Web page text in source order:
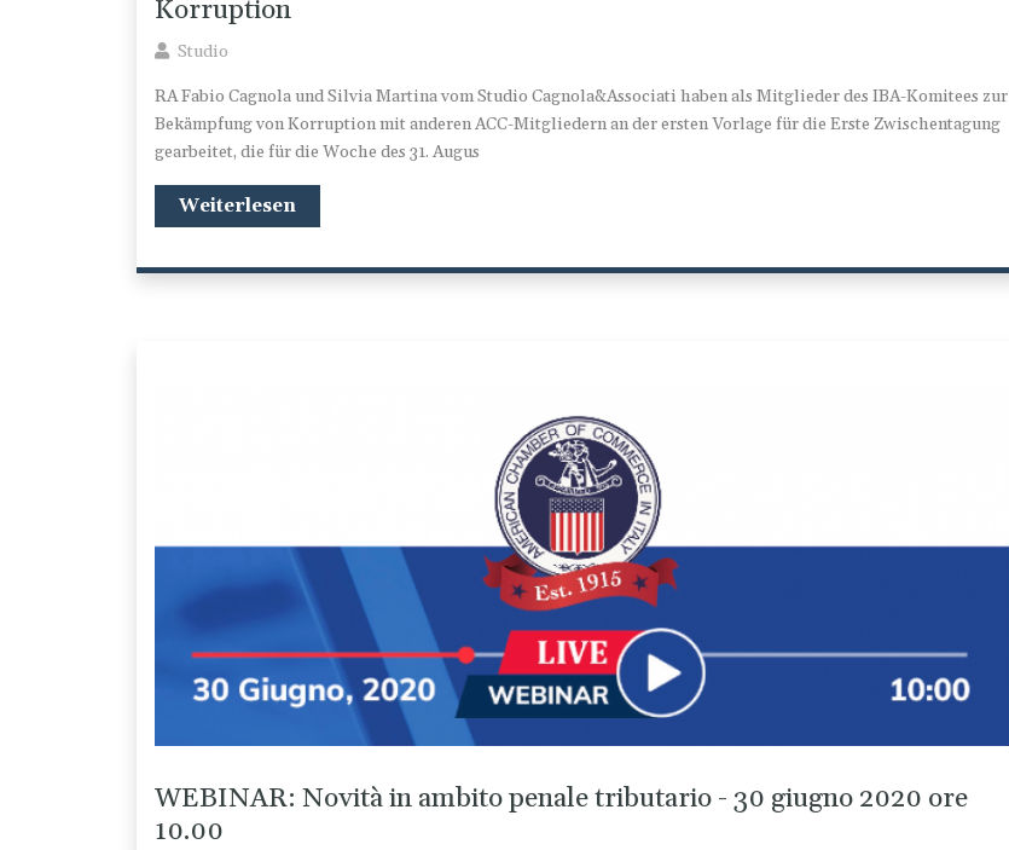
Korruption
Studio
RA Fabio Cagnola und Silvia Martina vom Studio Cagnola&Associati haben als Mitglieder des IBA-Komitees zur
Bekämpfung von Korruption mit anderen ACC-Mitgliedern an der ersten Vorlage für die Erste Zwischentagung
gearbeitet, die für die Woche des 31. Augus
Weiterlesen
WEBINAR: Novità in ambito penale tributario - 30 giugno 2020 ore
10.00